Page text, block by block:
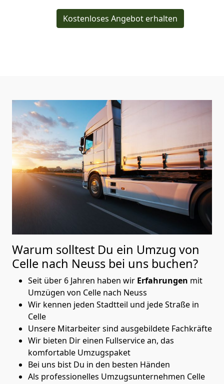
Kostenloses Angebot erhalten
Warum solltest Du ein Umzug von
Celle nach Neuss bei uns buchen?
Seit über 6 Jahren haben wir Erfahrungen mit
Umzügen von Celle nach Neuss
Wir kennen jeden Stadtteil und jede Straße in
Celle
Unsere Mitarbeiter sind ausgebildete Fachkräfte
Wir bieten Dir einen Fullservice an, das
komfortable Umzugspaket
Bei uns bist Du in den besten Händen
Als professionelles Umzugsunternehmen Celle